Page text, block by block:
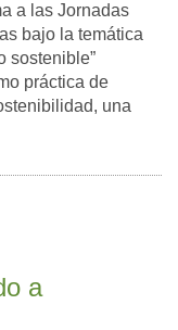
a las Jornadas
bajo la temática
sostenible”
práctica de
una
a